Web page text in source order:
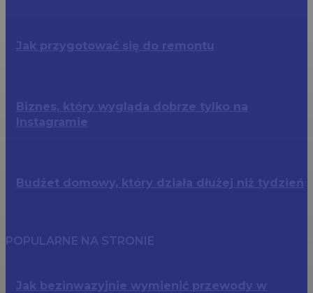
Jak przygotować się do remontu
Biznes, który wygląda dobrze tylko na
Instagramie
Budżet domowy, który działa dłużej niż tydzień
POPULARNE NA STRONIE
Jak bezinwazyjnie wymienić przewody w